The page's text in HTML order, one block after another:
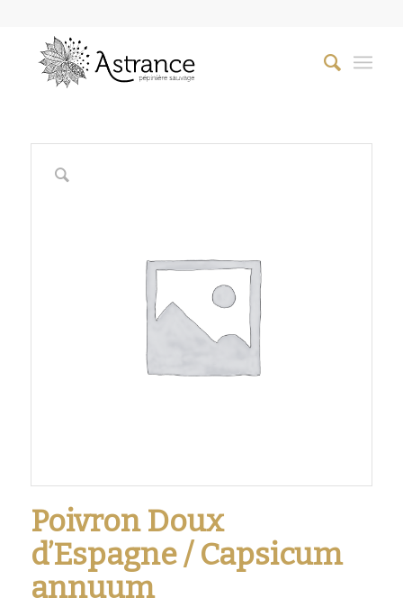
Poivron Doux
d’Espagne / Capsicum
annuum